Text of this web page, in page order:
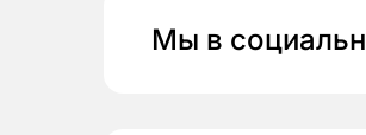
Мы в